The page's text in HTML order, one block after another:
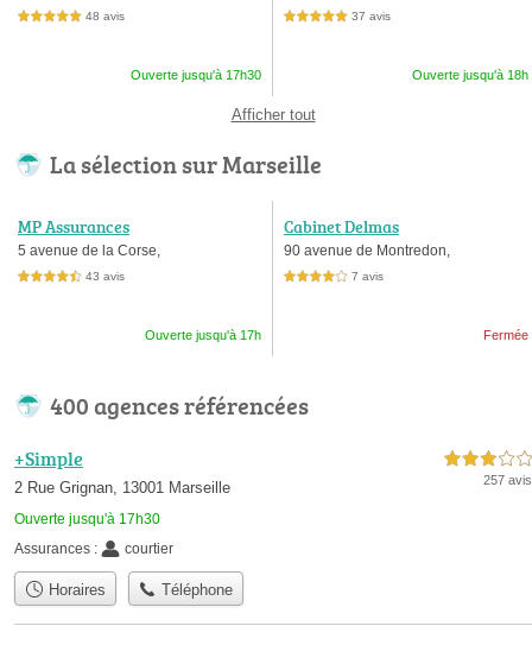
5,0 étoiles sur 5 48 avis
Ouverte jusqu'à 17h30
5,0 étoiles sur 5 37 avis
Ouverte jusqu'à 18h
Afficher tout
La sélection sur Marseille
MP Assurances
5 avenue de la Corse,
4,5 étoiles sur 5 43 avis
Ouverte jusqu'à 17h
Cabinet Delmas
90 avenue de Montredon,
4,0 étoiles sur 5 7 avis
Fermée
400 agences référencées
+Simple
2 Rue Grignan, 13001 Marseille
Ouverte jusqu'à 17h30
3,0 étoiles sur 5
257 avis
Assurances : courtier
Horaires Téléphone